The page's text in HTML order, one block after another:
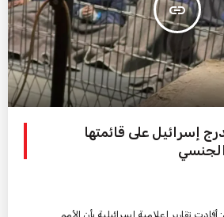
insert_link
إسرائيل على قائمتها
تقارير إعلامية إسرائيلية بأن الأمم